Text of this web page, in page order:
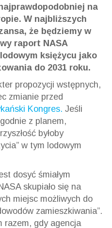
na
W najbliższych
że będziemy w
raport NASA
księżycu jako
do 2031 roku.
propozycji wstępnych,
zmianie przed
Kongres. Jeśli
z planem,
byłoby
w tym lodowym
dosyć śmiałym
skupiało się na
miejsc możliwych do
zamieszkiwania”.
razem, gdy agencja